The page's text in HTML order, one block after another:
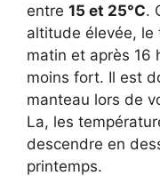
entre 15 et 25°C.
altitude élevée,
matin et après 16
moins fort. Il est
manteau lors de
La, les
descendre en
printemps.